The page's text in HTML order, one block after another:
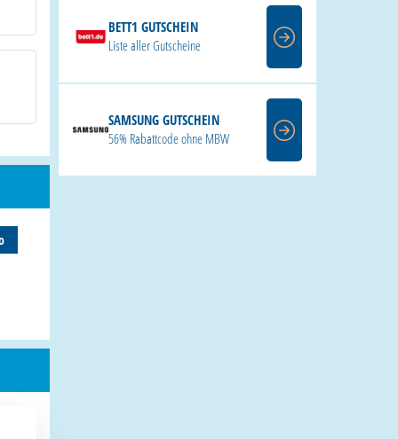
BETT1 GUTSCHEIN
Liste aller Gutscheine
SAMSUNG GUTSCHEIN
56% Rabattcode ohne MBW